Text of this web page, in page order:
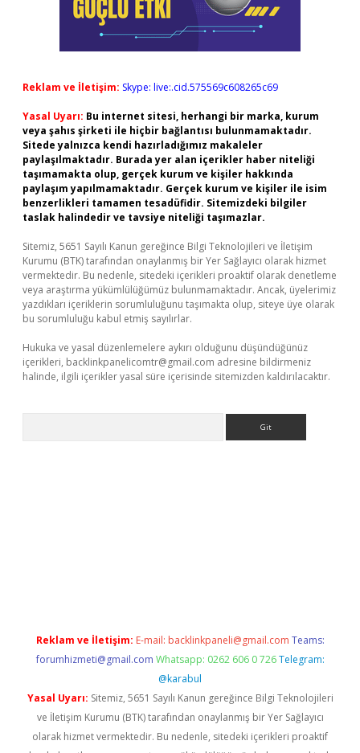
Reklam ve İletişim: Skype: live:.cid.575569c608265c69
Yasal Uyarı: Bu internet sitesi, herhangi bir marka, kurum
veya şahıs şirketi ile hiçbir bağlantısı bulunmamaktadır.
Sitede yalnızca kendi hazırladığımız makaleler
paylaşılmaktadır. Burada yer alan içerikler haber niteliği
taşımamakta olup, gerçek kurum ve kişiler hakkında
paylaşım yapılmamaktadır. Gerçek kurum ve kişiler ile isim
benzerlikleri tamamen tesadüfidir. Sitemizdeki bilgiler
taslak halindedir ve tavsiye niteliği taşımazlar.
Sitemiz, 5651 Sayılı Kanun gereğince Bilgi Teknolojileri ve İletişim
Kurumu (BTK) tarafından onaylanmış bir Yer Sağlayıcı olarak hizmet
vermektedir. Bu nedenle, sitedeki içerikleri proaktif olarak denetleme
veya araştırma yükümlülüğümüz bulunmamaktadır. Ancak, üyelerimiz
yazdıkları içeriklerin sorumluluğunu taşımakta olup, siteye üye olarak
bu sorumluluğu kabul etmiş sayılırlar.
Hukuka ve yasal düzenlemelere aykırı olduğunu düşündüğünüz
içerikleri, backlinkpanelicomtr@gmail.com adresine bildirmeniz
halinde, ilgili içerikler yasal süre içerisinde sitemizden kaldırılacaktır.
Reklam ve İletişim: E-mail: backlinkpaneli@gmail.com Teams:
forumhizmeti@gmail.com Whatsapp: 0262 606 0 726 Telegram:
@karabul
Yasal Uyarı: Sitemiz, 5651 Sayılı Kanun gereğince Bilgi Teknolojileri
ve İletişim Kurumu (BTK) tarafından onaylanmış bir Yer Sağlayıcı
olarak hizmet vermektedir. Bu nedenle, sitedeki içerikleri proaktif